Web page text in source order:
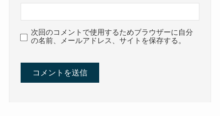
次回のコメントで使用するためブラウザーに自分
の名前、メールアドレス、サイトを保存する。